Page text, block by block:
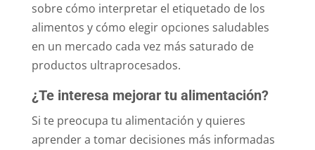
sobre cómo interpretar el etiquetado de los
alimentos y cómo elegir opciones saludables
en un mercado cada vez más saturado de
productos ultraprocesados.
¿Te interesa mejorar tu alimentación?
Si te preocupa tu alimentación y quieres
aprender a tomar decisiones más informadas